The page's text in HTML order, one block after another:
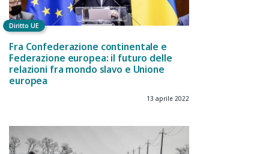
Diritto UE
Fra Confederazione continentale e
Federazione europea: il futuro delle
relazioni fra mondo slavo e Unione
europea
13 aprile 2022